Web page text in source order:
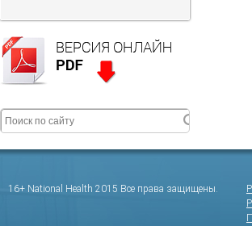
16+ National Health 2015 Все права защищены.